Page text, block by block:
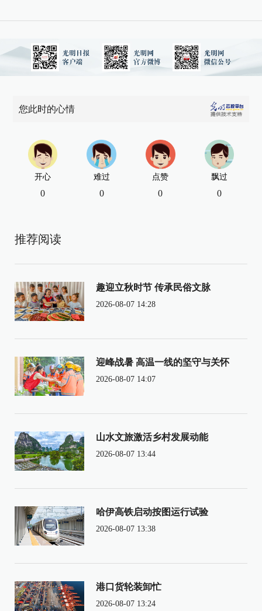
您此时的心情
开心
0
难过
0
点赞
0
飘过
0
推荐阅读
趣迎立秋时节 传承民俗文脉
2026-08-07 14:28
迎峰战暑 高温一线的坚守与关怀
2026-08-07 14:07
山水文旅激活乡村发展动能
2026-08-07 13:44
哈伊高铁启动按图运行试验
2026-08-07 13:38
港口货轮装卸忙
2026-08-07 13:24